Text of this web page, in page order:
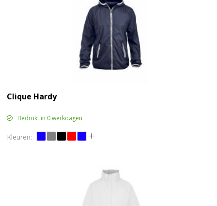
Clique Hardy
Bedrukt in 0 werkdagen